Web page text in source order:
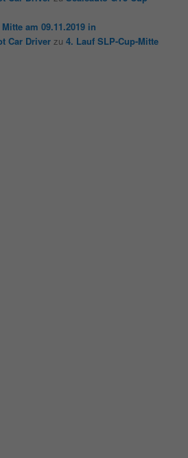
am 09.11.2019 in
Car Driver zu4. Lauf SLP-Cup-Mitte